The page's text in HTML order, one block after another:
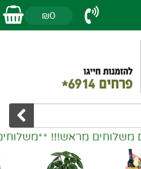
₪0
משלוחים מראש!!!